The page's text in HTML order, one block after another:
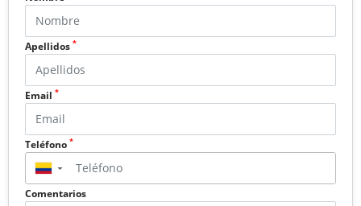
Apellidos *
Email *
Teléfono *
▼
Comentarios